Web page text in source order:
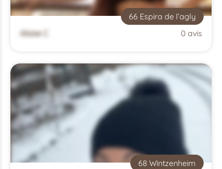
66 Espira de l’agly
Alizee C
0 avis
68 Wintzenheim